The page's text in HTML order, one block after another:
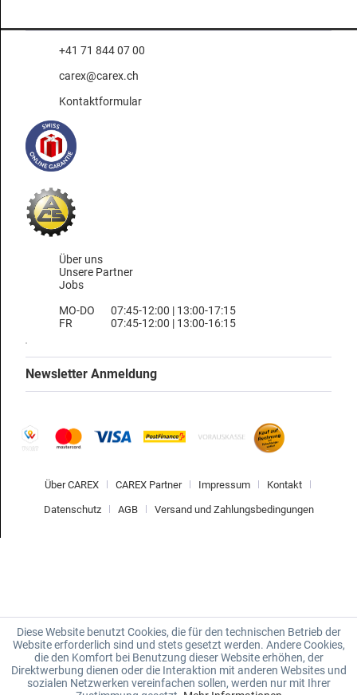
+41 71 844 07 00
carex@carex.ch
Kontaktformular
Über uns
Unsere Partner
Jobs
MO-DO
FR
07:45-12:00 | 13:00-17:15
07:45-12:00 | 13:00-16:15
Newsletter Anmeldung
Über CAREX CAREX Partner Impressum Kontakt
Datenschutz AGB Versand und Zahlungsbedingungen
Diese Website benutzt Cookies, die für den technischen Betrieb der
Website erforderlich sind und stets gesetzt werden. Andere Cookies,
die den Komfort bei Benutzung dieser Website erhöhen, der
Direktwerbung dienen oder die Interaktion mit anderen Websites und
sozialen Netzwerken vereinfachen sollen, werden nur mit Ihrer